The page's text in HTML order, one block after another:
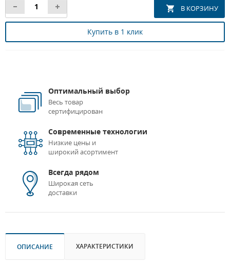
Купить в 1 клик
Оптимальный выбор
Весь товар
сертифицирован
Современные технологии
Низкие цены и
широкий асортимент
Всегда рядом
Широкая сеть
доставки
ОПИСАНИЕ ХАРАКТЕРИСТИКИ